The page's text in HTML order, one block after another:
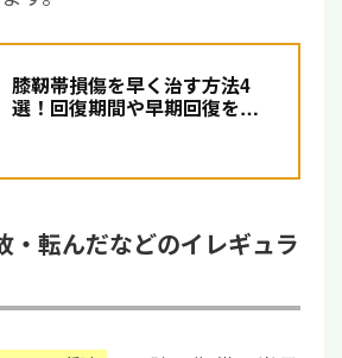
膝靭帯損傷を早く治す方法4
選！回復期間や早期回復を目
・転んだなどのイレギュラ